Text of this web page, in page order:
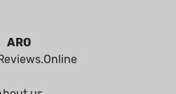
ARO